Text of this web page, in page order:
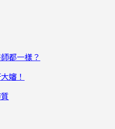
都一樣？
嬸！